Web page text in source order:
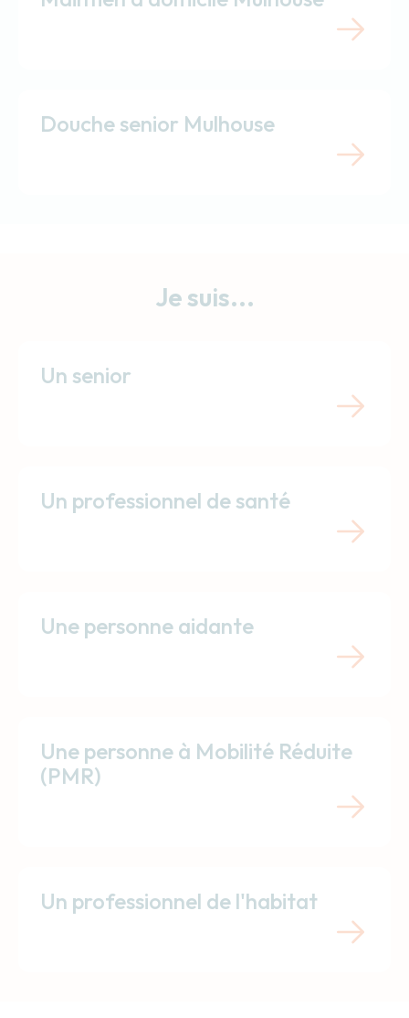
Douche senior Mulhouse
Je suis...
Un senior
Un professionnel de santé
Une personne aidante
Une personne à Mobilité Réduite
(PMR)
Un professionnel de l'habitat